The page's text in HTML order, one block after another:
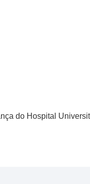
do Hospital